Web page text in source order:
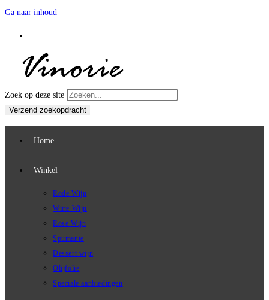
Ga naar inhoud
Zoek op deze site
Verzend zoekopdracht
Home
Winkel
Rode Wijn
Witte Wijn
Rose Wijn
Spumante
Dessert wijn
Olijfolie
Speciale aanbiedingen